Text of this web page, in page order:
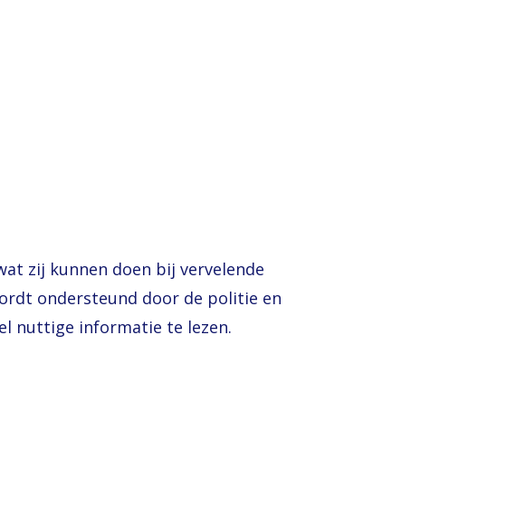
zij kunnen doen bij vervelende
ondersteund door de politie en
nuttige informatie te lezen.